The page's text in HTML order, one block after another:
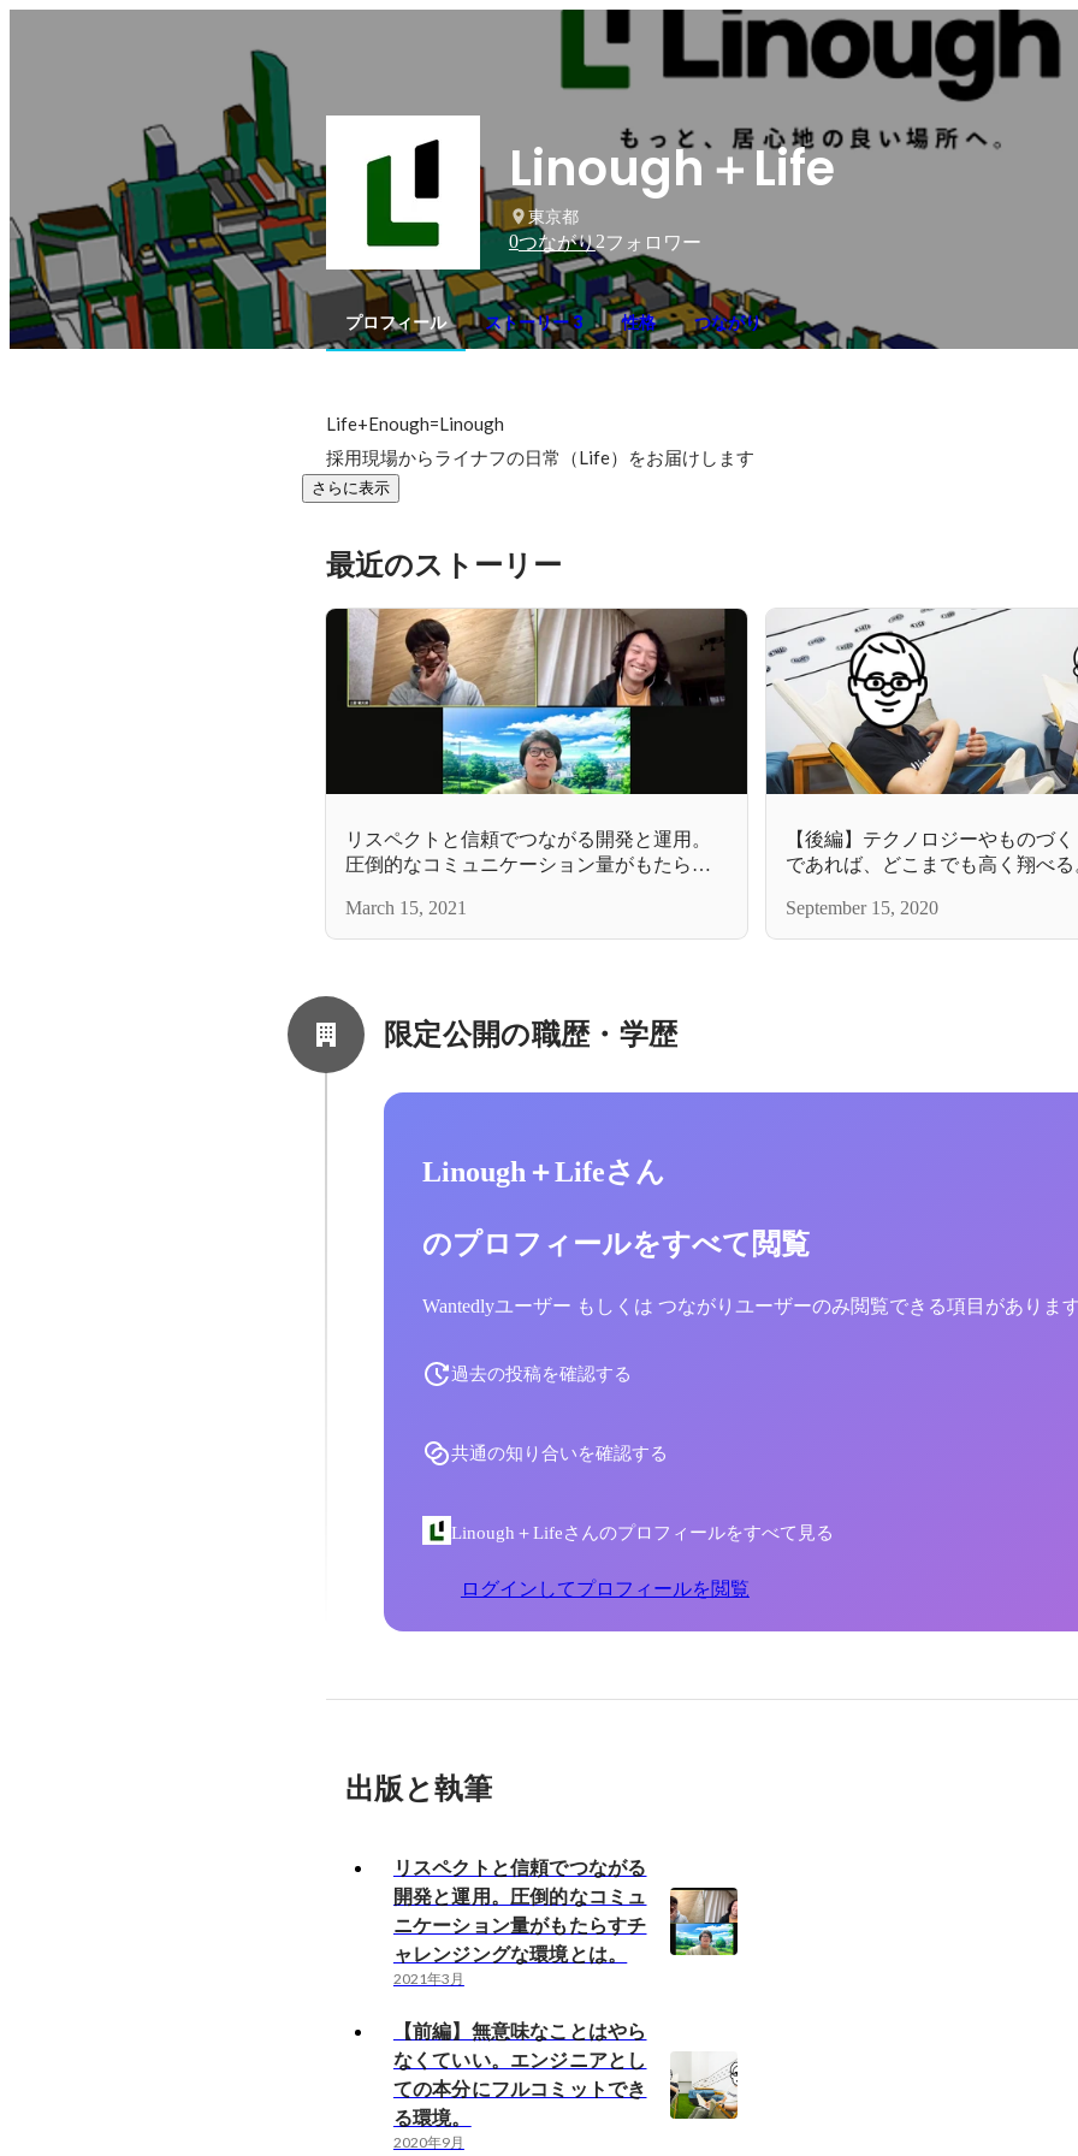
Linough＋Life
東京都
0つながり2フォロワー
プロフィール ストーリー 3 性格 つながり
Life+Enough=Linough
採用現場からライナフの日常（Life）をお届けします
さらに表示
最近のストーリー
リスペクトと信頼でつながる開発と運用。
圧倒的なコミュニケーション量がもたらす
March 15, 2021
【後編】テクノロジーやものづ
であれば、どこまでも高く翔べ
September 15, 2020
限定公開の職歴・学歴
Linough＋Lifeさん
のプロフィールをすべて閲覧
Wantedlyユーザー もしくは つながりユーザーのみ閲覧できる項目がありま
過去の投稿を確認する
共通の知り合いを確認する
Linough＋Lifeさんのプロフィールをすべて見る
ログインしてプロフィールを閲覧
出版と執筆
リスペクトと信頼でつながる
開発と運用。圧倒的なコミュ
ニケーション量がもたらすチ
ャレンジングな環境とは。
2021年3月
【前編】無意味なことはやら
なくていい。エンジニアとし
ての本分にフルコミットでき
る環境。
2020年9月